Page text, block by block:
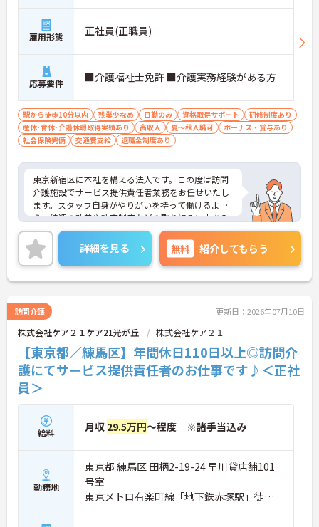
雇用形態 正社員(正職員)
応募要件 ■介護福祉士免許 ■介護実務経験がある方
駅から徒歩10分以内 残業少なめ 日勤のみ 資格取得サポート
研修制度あり
産休･育休･介護休暇取得実績あり
高収入 夏～秋入職可
ボーナス・賞与あり
社会保険完備
交通費支給 退職金制度あり
東京新宿区に本社を構える法人です。この度は訪問
介護施設でサービス提供責任者業務をお任せいたし
ます。スタッフ自身がやりがいを持って働けるよ
う、待遇の改善や教育制度などの取り組みに力を入
れています。IT事業本部が作成した事務処理ソフト
を導入しており、事務作業は少なく、その分ご利用
者様への対応を重視することもできます。入社後の
研修はもちろん、介護技術研修、PC研修、マナー研
修、資格取得のための勉強会等ステップに応じて用
ご興味を持たれた方は面接対策ポイントや求人の詳
細などお話しいたしますのでお気軽にお問い合わせ
下さい。
詳細を見る 無料 紹介してもらう
訪問介護 更新日：2026年07月10日
株式会社ケア２１ケア21光が丘 株式会社ケア２１
【東京都／練馬区】年間休日110日以上◎訪問介
護にてサービス提供責任者のお仕事です♪＜正社
員＞
給料 月収 29.5万円～程度 ※諸手当込み
勤務地
東京都 練馬区 田柄2-19-24 早川貸店舗101
号室
東京メトロ有楽町線「地下鉄赤塚駅」徒歩5
分